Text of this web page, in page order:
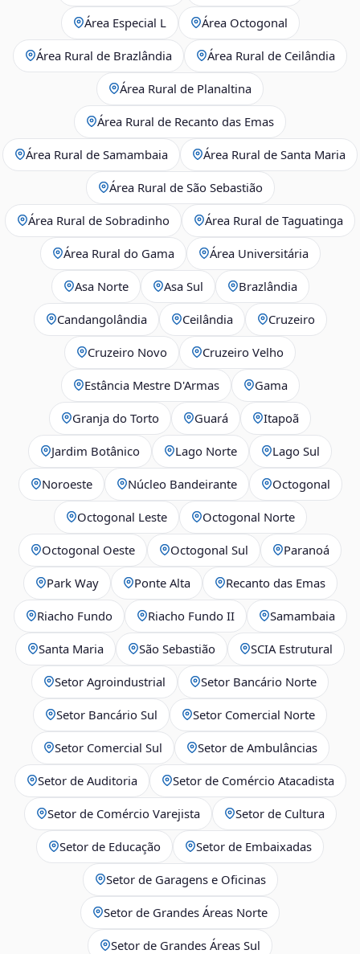
Área Especial L Área Octogonal
Área Rural de Brazlândia Área Rural de Ceilândia
Área Rural de Planaltina
Área Rural de Recanto das Emas
Área Rural de Samambaia Área Rural de Santa Maria
Área Rural de São Sebastião
Área Rural de Sobradinho Área Rural de Taguatinga
Área Rural do Gama Área Universitária
Asa Norte Asa Sul Brazlândia
Candangolândia Ceilândia Cruzeiro
Cruzeiro Novo Cruzeiro Velho
Estância Mestre D'Armas Gama
Granja do Torto Guará Itapoã
Jardim Botânico Lago Norte Lago Sul
Noroeste Núcleo Bandeirante Octogonal
Octogonal Leste Octogonal Norte
Octogonal Oeste Octogonal Sul Paranoá
Park Way Ponte Alta Recanto das Emas
Riacho Fundo Riacho Fundo II Samambaia
Santa Maria São Sebastião SCIA Estrutural
Setor Agroindustrial Setor Bancário Norte
Setor Bancário Sul Setor Comercial Norte
Setor Comercial Sul Setor de Ambulâncias
Setor de Auditoria Setor de Comércio Atacadista
Setor de Comércio Varejista Setor de Cultura
Setor de Educação Setor de Embaixadas
Setor de Garagens e Oficinas
Setor de Grandes Áreas Norte
Setor de Grandes Áreas Sul